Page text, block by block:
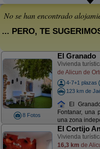
No se han encontrado
... PERO, TE
8 Fotos
El Granado
Vivienda
de Alicun de
4-7+1 plazas
123 km de
El
Fontanar, una
una zona
El Cortijo
Vivienda
16,3 km de